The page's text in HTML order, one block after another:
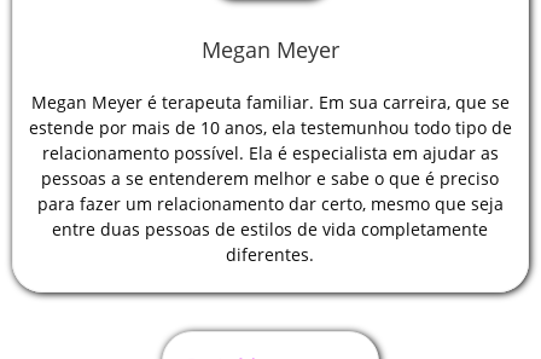
Megan Meyer
Megan Meyer é terapeuta familiar. Em sua carreira, que se
estende por mais de 10 anos, ela testemunhou todo tipo de
relacionamento possível. Ela é especialista em ajudar as
pessoas a se entenderem melhor e sabe o que é preciso
para fazer um relacionamento dar certo, mesmo que seja
entre duas pessoas de estilos de vida completamente
diferentes.